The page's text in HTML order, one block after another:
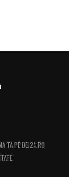
TA PE DEJ24.RO